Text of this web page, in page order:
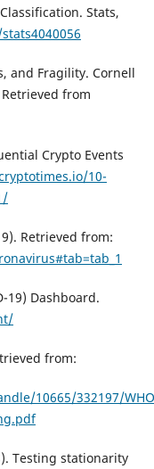
Stats,
and Fragility. Cornell
from
Crypto Events
10-
Retrieved from:
19) Dashboard.
from:
10665/332197/
Testing stationarity